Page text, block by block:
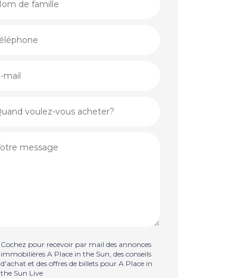
Cochez pour recevoir par mail des annonces
immobilières A Place in the Sun, des conseils
d'achat et des offres de billets pour A Place in
the Sun Live